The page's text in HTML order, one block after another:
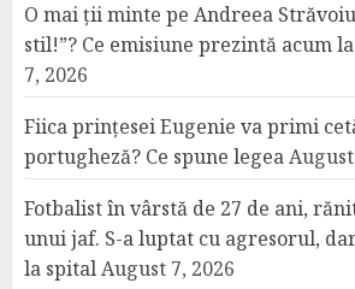
O mai ții minte pe Andreea
stil!”? Ce emisiune prezintă acum
7, 2026
Fiica prințesei Eugenie va primi
portugheză? Ce spune legea
Fotbalist în vârstă de 27 de ani,
unui jaf. S-a luptat cu agresorul,
la spitalAugust 7, 2026